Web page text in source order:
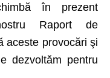
în prezent
Raport de
aceste provocări şi
dezvoltăm pentru